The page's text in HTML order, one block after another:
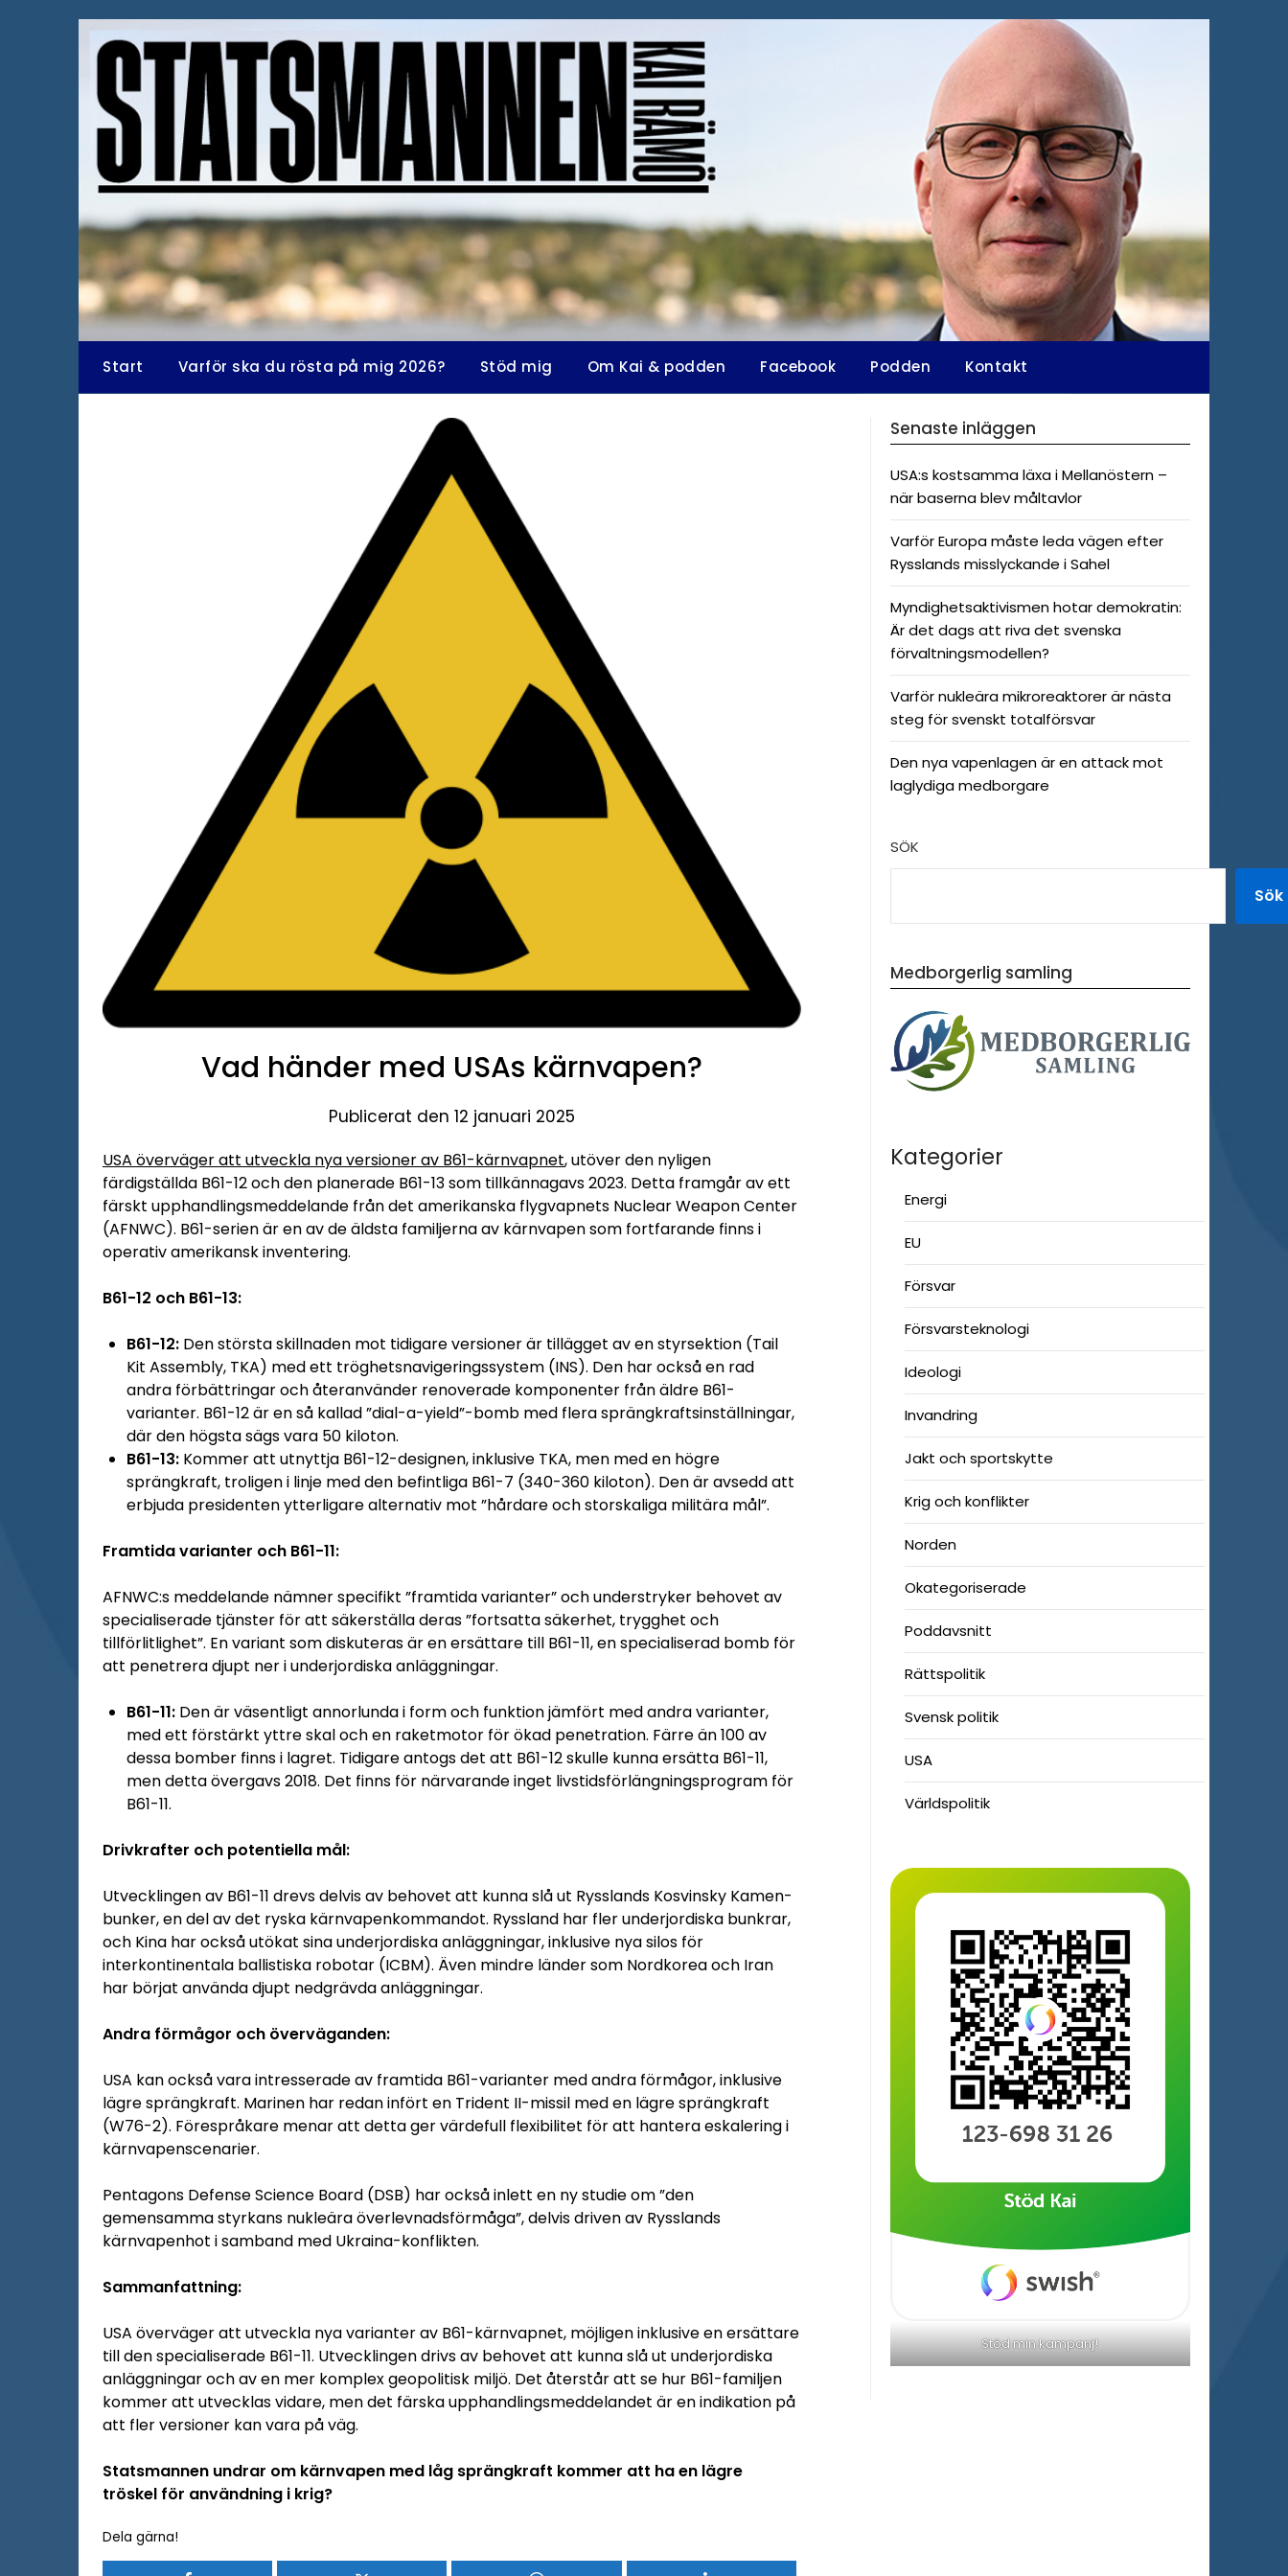
Start Varför ska du rösta på mig 2026? Stöd mig Om Kai & podden Facebook Podden Kontakt
Vad händer med USAs kärnvapen?
Publicerat den 12 januari 2025
USA överväger att utveckla nya versioner av B61-kärnvapnet, utöver den nyligen
färdigställda B61-12 och den planerade B61-13 som tillkännagavs 2023. Detta framgår av ett
färskt upphandlingsmeddelande från det amerikanska flygvapnets Nuclear Weapon Center
(AFNWC). B61-serien är en av de äldsta familjerna av kärnvapen som fortfarande finns i
operativ amerikansk inventering.
B61-12 och B61-13:
B61-12: Den största skillnaden mot tidigare versioner är tillägget av en styrsektion (Tail
Kit Assembly, TKA) med ett tröghetsnavigeringssystem (INS). Den har också en rad
andra förbättringar och återanvänder renoverade komponenter från äldre B61-
varianter. B61-12 är en så kallad ”dial-a-yield”-bomb med flera sprängkraftsinställningar,
där den högsta sägs vara 50 kiloton.
B61-13: Kommer att utnyttja B61-12-designen, inklusive TKA, men med en högre
sprängkraft, troligen i linje med den befintliga B61-7 (340-360 kiloton). Den är avsedd att
erbjuda presidenten ytterligare alternativ mot ”hårdare och storskaliga militära mål”.
Framtida varianter och B61-11:
AFNWC:s meddelande nämner specifikt ”framtida varianter” och understryker behovet av
specialiserade tjänster för att säkerställa deras ”fortsatta säkerhet, trygghet och
tillförlitlighet”. En variant som diskuteras är en ersättare till B61-11, en specialiserad bomb för
att penetrera djupt ner i underjordiska anläggningar.
B61-11: Den är väsentligt annorlunda i form och funktion jämfört med andra varianter,
med ett förstärkt yttre skal och en raketmotor för ökad penetration. Färre än 100 av
dessa bomber finns i lagret. Tidigare antogs det att B61-12 skulle kunna ersätta B61-11,
men detta övergavs 2018. Det finns för närvarande inget livstidsförlängningsprogram för
B61-11.
Drivkrafter och potentiella mål:
Utvecklingen av B61-11 drevs delvis av behovet att kunna slå ut Rysslands Kosvinsky Kamen-
bunker, en del av det ryska kärnvapenkommandot. Ryssland har fler underjordiska bunkrar,
och Kina har också utökat sina underjordiska anläggningar, inklusive nya silos för
interkontinentala ballistiska robotar (ICBM). Även mindre länder som Nordkorea och Iran
har börjat använda djupt nedgrävda anläggningar.
Andra förmågor och överväganden:
USA kan också vara intresserade av framtida B61-varianter med andra förmågor, inklusive
lägre sprängkraft. Marinen har redan infört en Trident II-missil med en lägre sprängkraft
(W76-2). Förespråkare menar att detta ger värdefull flexibilitet för att hantera eskalering i
kärnvapenscenarier.
Pentagons Defense Science Board (DSB) har också inlett en ny studie om ”den
gemensamma styrkans nukleära överlevnadsförmåga”, delvis driven av Rysslands
kärnvapenhot i samband med Ukraina-konflikten.
Sammanfattning:
USA överväger att utveckla nya varianter av B61-kärnvapnet, möjligen inklusive en ersättare
till den specialiserade B61-11. Utvecklingen drivs av behovet att kunna slå ut underjordiska
anläggningar och av en mer komplex geopolitisk miljö. Det återstår att se hur B61-familjen
kommer att utvecklas vidare, men det färska upphandlingsmeddelandet är en indikation på
att fler versioner kan vara på väg.
Statsmannen undrar om kärnvapen med låg sprängkraft kommer att ha en lägre
tröskel för användning i krig?
Dela gärna!
Senaste inläggen
USA:s kostsamma läxa i Mellanöstern –
när baserna blev måltavlor
Varför Europa måste leda vägen efter
Rysslands misslyckande i Sahel
Myndighetsaktivismen hotar demokratin:
Är det dags att riva det svenska
förvaltningsmodellen?
Varför nukleära mikroreaktorer är nästa
steg för svenskt totalförsvar
Den nya vapenlagen är en attack mot
laglydiga medborgare
SÖK
Sök
Medborgerlig samling
Kategorier
Energi
EU
Försvar
Försvarsteknologi
Ideologi
Invandring
Jakt och sportskytte
Krig och konflikter
Norden
Okategoriserade
Poddavsnitt
Rättspolitik
Svensk politik
USA
Världspolitik
Stöd min kampanj!